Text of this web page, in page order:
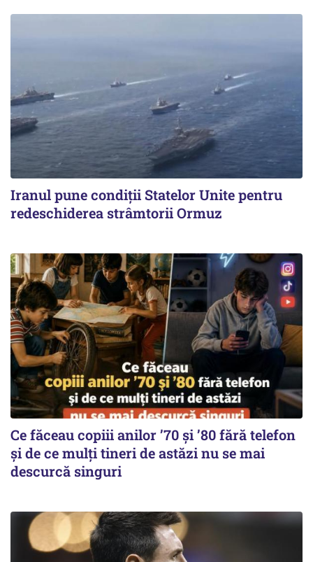
Iranul pune condiții Statelor Unite pentru
redeschiderea strâmtorii Ormuz
Ce făceau copiii anilor ’70 și ’80 fără telefon
și de ce mulți tineri de astăzi nu se mai
descurcă singuri